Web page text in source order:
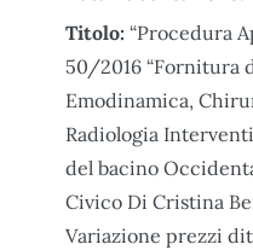
Titolo: “Procedura
50/2016 “Fornitura
Emodinamica,
Radiologia
del bacino
Civico Di Cristina
Variazione prezzi